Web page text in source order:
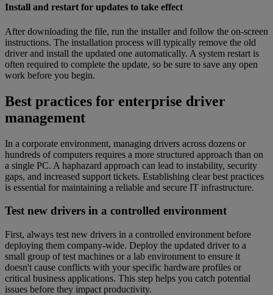
Install and restart for updates to take effect
After downloading the file, run the installer and follow the on-screen
instructions. The installation process will typically remove the old
driver and install the updated one automatically. A system restart is
often required to complete the update, so be sure to save any open
work before you begin.
Best practices for enterprise driver
management
In a corporate environment, managing drivers across dozens or
hundreds of computers requires a more structured approach than on
a single PC. A haphazard approach can lead to instability, security
gaps, and increased support tickets. Establishing clear best practices
is essential for maintaining a reliable and secure IT infrastructure.
Test new drivers in a controlled environment
First, always test new drivers in a controlled environment before
deploying them company-wide. Deploy the updated driver to a
small group of test machines or a lab environment to ensure it
doesn't cause conflicts with your specific hardware profiles or
critical business applications. This step helps you catch potential
issues before they impact productivity.